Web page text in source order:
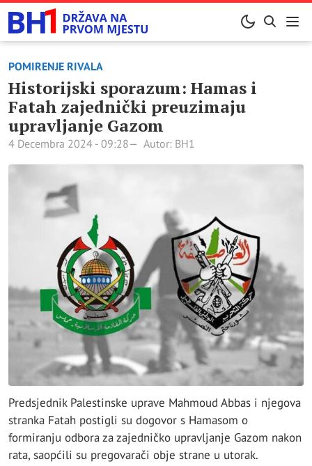
POMIRENJE RIVALA
Historijski sporazum: Hamas i
Fatah zajednički preuzimaju
upravljanje Gazom
4 Decembra 2024 - 09:28 Autor: BH1
Predsjednik Palestinske uprave Mahmoud Abbas i njegova
stranka Fatah postigli su dogovor s Hamasom o
formiranju odbora za zajedničko upravljanje Gazom nakon
rata, saopćili su pregovarači obje strane u utorak.